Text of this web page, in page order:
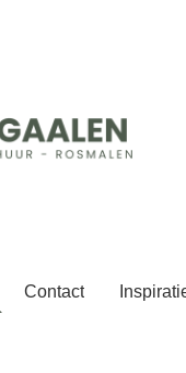
Contact